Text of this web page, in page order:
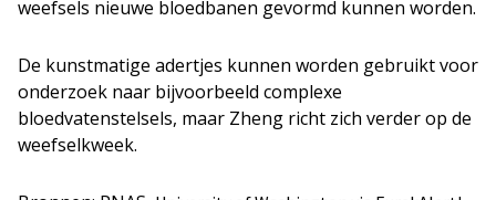
weefsels nieuwe bloedbanen gevormd kunnen worden.
De kunstmatige adertjes kunnen worden gebruikt voor
onderzoek naar bijvoorbeeld complexe
bloedvatenstelsels, maar Zheng richt zich verder op de
weefselkweek.